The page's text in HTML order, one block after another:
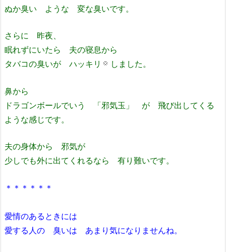
ぬか臭い ような 変な臭いです。
さらに 昨夜、
眠れずにいたら 夫の寝息から
タバコの臭いが ハッキリ
しました。
鼻から
ドラゴンボールでいう 「邪気玉」 が 飛び出してくる
ような感じです。
夫の身体から 邪気が
少しでも外に出てくれるなら 有り難いです。
＊＊＊＊＊＊
愛情のあるときには
愛する人の 臭いは あまり気になりませんね。